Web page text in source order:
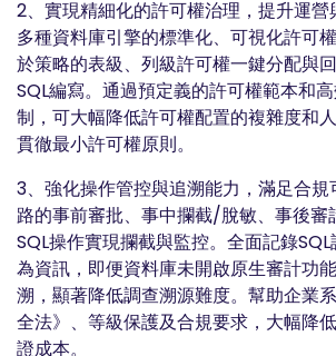
2、實現精細化的許可權治理，提升運
多種資料庫引擎的標準化、可視化許可
於策略的表級、列級許可權一鍵分配與
SQL編寫。通過預定義的許可權範本和
制，可大幅降低許可權配置的複雜度和
貫徹最小許可權原則。
3、強化操作管控與追溯能力，滿足合
路的事前審批、事中攔截/脫敏、事後審
SQL操作實現攔截與監控。全面記錄
為資訊，即便資料庫未開啟原生審計功
溯，顯著降低調查溯源難度。幫助企業
全法》、等級保護及合規要求，大幅降
證成本。